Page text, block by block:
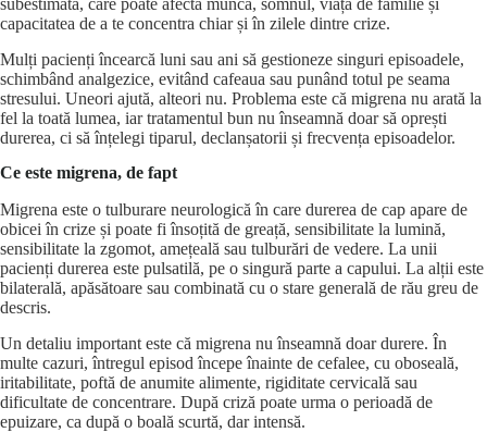
subestimată, care poate afecta munca, somnul, viața de familie și
capacitatea de a te concentra chiar și în zilele dintre crize.
Mulți pacienți încearcă luni sau ani să gestioneze singuri episoadele,
schimbând analgezice, evitând cafeaua sau punând totul pe seama
stresului. Uneori ajută, alteori nu. Problema este că migrena nu arată la
fel la toată lumea, iar tratamentul bun nu înseamnă doar să oprești
durerea, ci să înțelegi tiparul, declanșatorii și frecvența episoadelor.
Ce este migrena, de fapt
Migrena este o tulburare neurologică în care durerea de cap apare de
obicei în crize și poate fi însoțită de greață, sensibilitate la lumină,
sensibilitate la zgomot, amețeală sau tulburări de vedere. La unii
pacienți durerea este pulsatilă, pe o singură parte a capului. La alții este
bilaterală, apăsătoare sau combinată cu o stare generală de rău greu de
descris.
Un detaliu important este că migrena nu înseamnă doar durere. În
multe cazuri, întregul episod începe înainte de cefalee, cu oboseală,
iritabilitate, poftă de anumite alimente, rigiditate cervicală sau
dificultate de concentrare. După criză poate urma o perioadă de
epuizare, ca după o boală scurtă, dar intensă.